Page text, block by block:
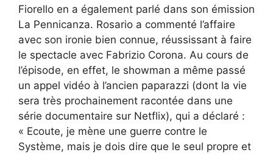
Fiorello en a également parlé dans son émission
La Pennicanza. Rosario a commenté l’affaire
avec son ironie bien connue, réussissant à faire
le spectacle avec Fabrizio Corona. Au cours de
l’épisode, en effet, le showman a même passé
un appel vidéo à l’ancien paparazzi (dont la vie
sera très prochainement racontée dans une
série documentaire sur Netflix), qui a déclaré :
« Ecoute, je mène une guerre contre le
Système, mais je dois dire que le seul propre et